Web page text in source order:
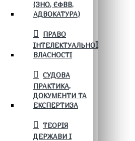
(ЗНО, ЄФВВ,
АДВОКАТУРА)
ПРАВО
ІНТЕЛЕКТУАЛЬНОЇ
ВЛАСНОСТІ
СУДОВА
ПРАКТИКА,
ДОКУМЕНТИ ТА
ЕКСПЕРТИЗА
ТЕОРІЯ
ДЕРЖАВИ І